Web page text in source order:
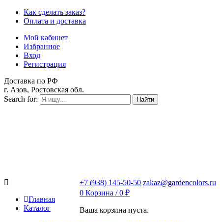
Как сделать заказ?
Оплата и доставка
Мой кабинет
Избранное
Вход
Регистрация
Доставка по РФ
г. Азов, Ростовская обл.
Search for:
Найти
+7 (938) 145-50-50 zakaz@gardencolors.ru
0 Корзина /0 ₽
Ваша корзина пуста.
Главная
Каталог